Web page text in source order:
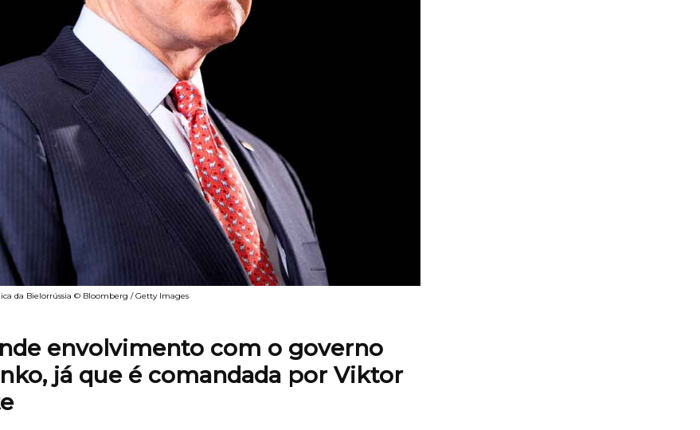
da Bielorrússia © Bloomberg / Getty Images
envolvimento com o governo
já que é comandada por Viktor